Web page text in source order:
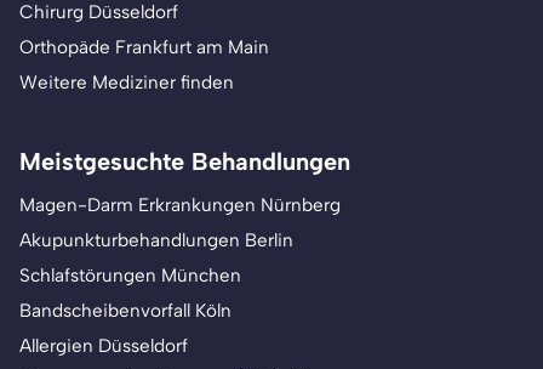
Chirurg Düsseldorf
Orthopäde Frankfurt am Main
Weitere Mediziner finden
Meistgesuchte Behandlungen
Magen-Darm Erkrankungen Nürnberg
Akupunkturbehandlungen Berlin
Schlafstörungen München
Bandscheibenvorfall Köln
Allergien Düsseldorf